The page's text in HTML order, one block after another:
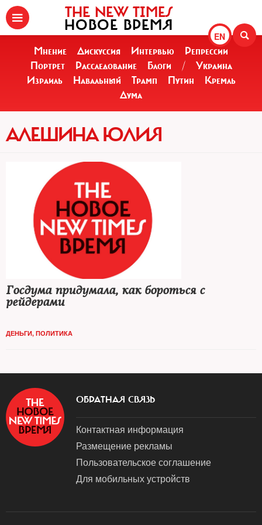
EN
THE NEW TIMES
НОВОЕ ВРЕМЯ
Мнение Дискуссия Интервью
Репрессии
Портрет
Расследование Блоги /
Украина
Израиль
Навальный Трамп Путин
Кремль
Дума
АЛЕШИНА ЮЛИЯ
Госдума придумала, как бороться с
рейдерами
ДЕНЬГИ, ПОЛИТИКА
ОБРАТНАЯ СВЯЗЬ
Контактная информация
Размещение рекламы
Пользовательское соглашение
Для мобильных устройств